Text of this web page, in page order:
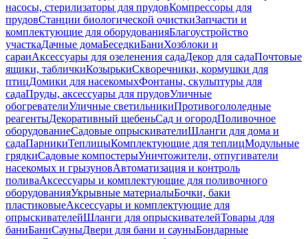
насосы, стерилизаторы для прудовКомпрессоры для
прудовСтанции биологической очисткиЗапчасти и
комплектующие для оборудованияБлагоустройство
участкаДачные домаБеседкиБаниХозблоки и
сараиАксессуары для озеленения садаДекор для садаПочтовые
ящики, табличкиКозырькиСкворечники, кормушки для
птицДомики для насекомыхФонтаны, скульптуры для
садаПруды, аксессуары для прудовУличные
обогревателиУличные светильникиПротивогололедные
реагентыДекоративный щебеньСад и огородПоливочное
оборудованиеСадовые опрыскивателиШланги для дома и
садаПарникиТеплицыКомплектующие для теплицМодульные
грядкиСадовые компостерыУничтожители, отпугиватели
насекомых и грызуновАвтоматизация и контроль
поливаАксессуары и комплектующие для поливочного
оборудованияУкрывные материалыБочки, баки
пластиковыеАксессуары и комплектующие для
опрыскивателейШланги для опрыскивателейТовары для
баниБаниСауныДвери для бани и сауныБондарные